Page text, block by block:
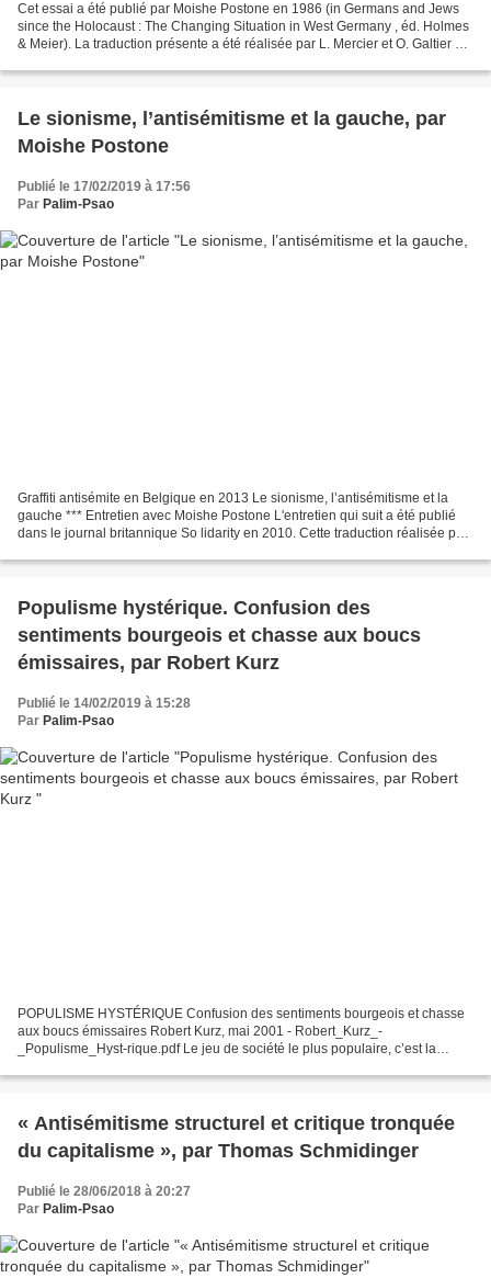
Cet essai a été publié par Moishe Postone en 1986 (in Germans and Jews
since the Holocaust : The Changing Situation in West Germany , éd. Holmes
& Meier). La traduction présente a été réalisée par L. Mercier et O. Galtier et
Le sionisme, l’antisémitisme et la gauche, par
Moishe Postone
Publié le 17/02/2019 à 17:56
Par Palim-Psao
Graffiti antisémite en Belgique en 2013 Le sionisme, l’antisémitisme et la
gauche *** Entretien avec Moishe Postone L'entretien qui suit a été publié
dans le journal britannique So lidarity en 2010. Cette traduction réalisée par
Populisme hystérique. Confusion des
sentiments bourgeois et chasse aux boucs
émissaires, par Robert Kurz
Publié le 14/02/2019 à 15:28
Par Palim-Psao
POPULISME HYSTÉRIQUE Confusion des sentiments bourgeois et chasse
aux boucs émissaires Robert Kurz, mai 2001 - Robert_Kurz_-
_Populisme_Hyst-rique.pdf Le jeu de société le plus populaire, c’est la
« Antisémitisme structurel et critique tronquée
du capitalisme », par Thomas Schmidinger
Publié le 28/06/2018 à 20:27
Par Palim-Psao